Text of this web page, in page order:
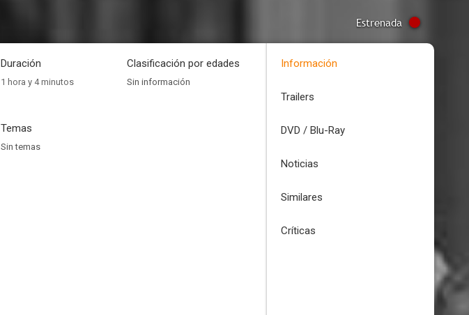
Estrenada
Duración
1 hora y 4 minutos
Clasificación por edades
Sin información
Temas
Sin temas
Información
Trailers
DVD / Blu-Ray
Noticias
Similares
Críticas